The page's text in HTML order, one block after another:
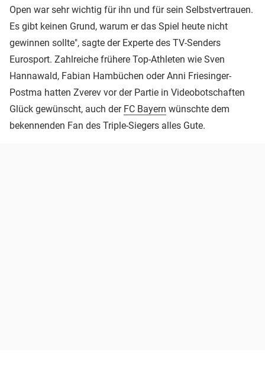
Open war sehr wichtig für ihn und für sein Selbstvertrauen.
Es gibt keinen Grund, warum er das Spiel heute nicht
gewinnen sollte", sagte der Experte des TV-Senders
Eurosport. Zahlreiche frühere Top-Athleten wie Sven
Hannawald, Fabian Hambüchen oder Anni Friesinger-
Postma hatten Zverev vor der Partie in Videobotschaften
Glück gewünscht, auch der FC Bayern wünschte dem
bekennenden Fan des Triple-Siegers alles Gute.